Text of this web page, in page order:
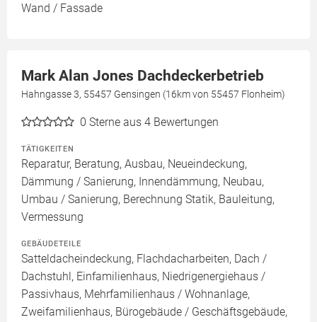
Wand / Fassade
Mark Alan Jones Dachdeckerbetrieb
Hahngasse 3, 55457 Gensingen (16km von 55457 Flonheim)
0 Sterne aus 4 Bewertungen
TÄTIGKEITEN
Reparatur, Beratung, Ausbau, Neueindeckung,
Dämmung / Sanierung, Innendämmung, Neubau,
Umbau / Sanierung, Berechnung Statik, Bauleitung,
Vermessung
GEBÄUDETEILE
Satteldacheindeckung, Flachdacharbeiten, Dach /
Dachstuhl, Einfamilienhaus, Niedrigenergiehaus /
Passivhaus, Mehrfamilienhaus / Wohnanlage,
Zweifamilienhaus, Bürogebäude / Geschäftsgebäude,